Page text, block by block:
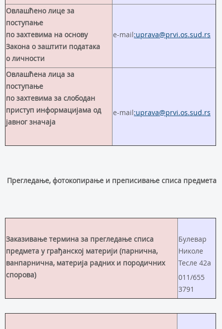
Овлашћено лице за
поступање
по захтевима на основу
Закона о заштити података
о личности
e-mail:uprava@prvi.os.sud.rs
Овлашћена лица за
поступање
по захтевима за слободан
приступ информацијама од
јавног значаја
e-mail:uprava@prvi.os.sud.rs
Прегледање, фотокопирање и преписивање списа предмета
Заказивање термина за прегледање списа
предмета у грађанској материји (парнична,
ванпарнична, материја радних и породичних
спорова)
Булевар
Николе
Тесле 42а
011/655
3791